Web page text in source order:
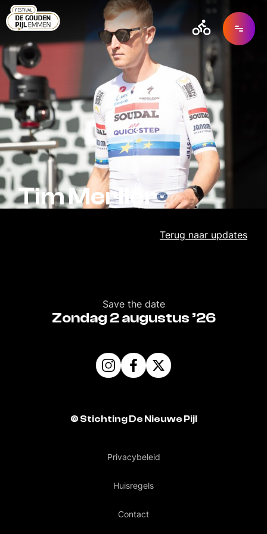
Tim Merlier
Terug naar updates
Save the date
Zondag 2 augustus ’26
© Stichting De Nieuwe Pijl
Privacybeleid
Huisregels
Contact